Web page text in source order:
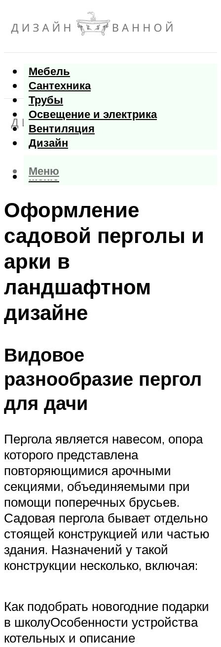
Мебель
Сантехника
Трубы
Освещение и электрика
Вентиляция
Дизайн
Меню
Меню
Оформление
садовой перголы и
арки в
ландшафтном
дизайне
Видовое
разнообразие пергол
для дачи
Пергола является навесом, опора
которого представлена
повторяющимися арочными
секциями, объединяемыми при
помощи поперечных брусьев.
Садовая пергола бывает отдельно
стоящей конструкцией или частью
здания. Назначений у такой
конструкции несколько, включая:
Как подобрать новогодние подарки
в школуОсобенности устройства
котельных и описание